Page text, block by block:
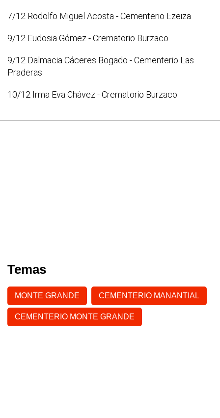
7/12 Rodolfo Miguel Acosta - Cementerio Ezeiza
9/12 Eudosia Gómez - Crematorio Burzaco
9/12 Dalmacia Cáceres Bogado - Cementerio Las
Praderas
10/12 Irma Eva Chávez - Crematorio Burzaco
Temas
MONTE GRANDE CEMENTERIO MANANTIAL
CEMENTERIO MONTE GRANDE